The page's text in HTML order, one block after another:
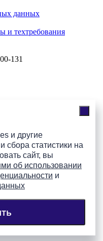
и другие
сбора статистики на
сайт, вы
об использовании
и
данных
и техтребования
131